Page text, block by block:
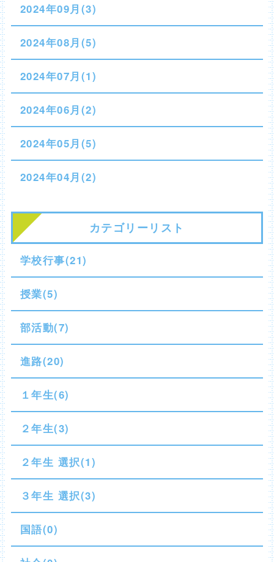
2024年09月(3)
2024年08月(5)
2024年07月(1)
2024年06月(2)
2024年05月(5)
2024年04月(2)
カテゴリーリスト
学校行事(21)
授業(5)
部活動(7)
進路(20)
１年生(6)
２年生(3)
２年生 選択(1)
３年生 選択(3)
国語(0)